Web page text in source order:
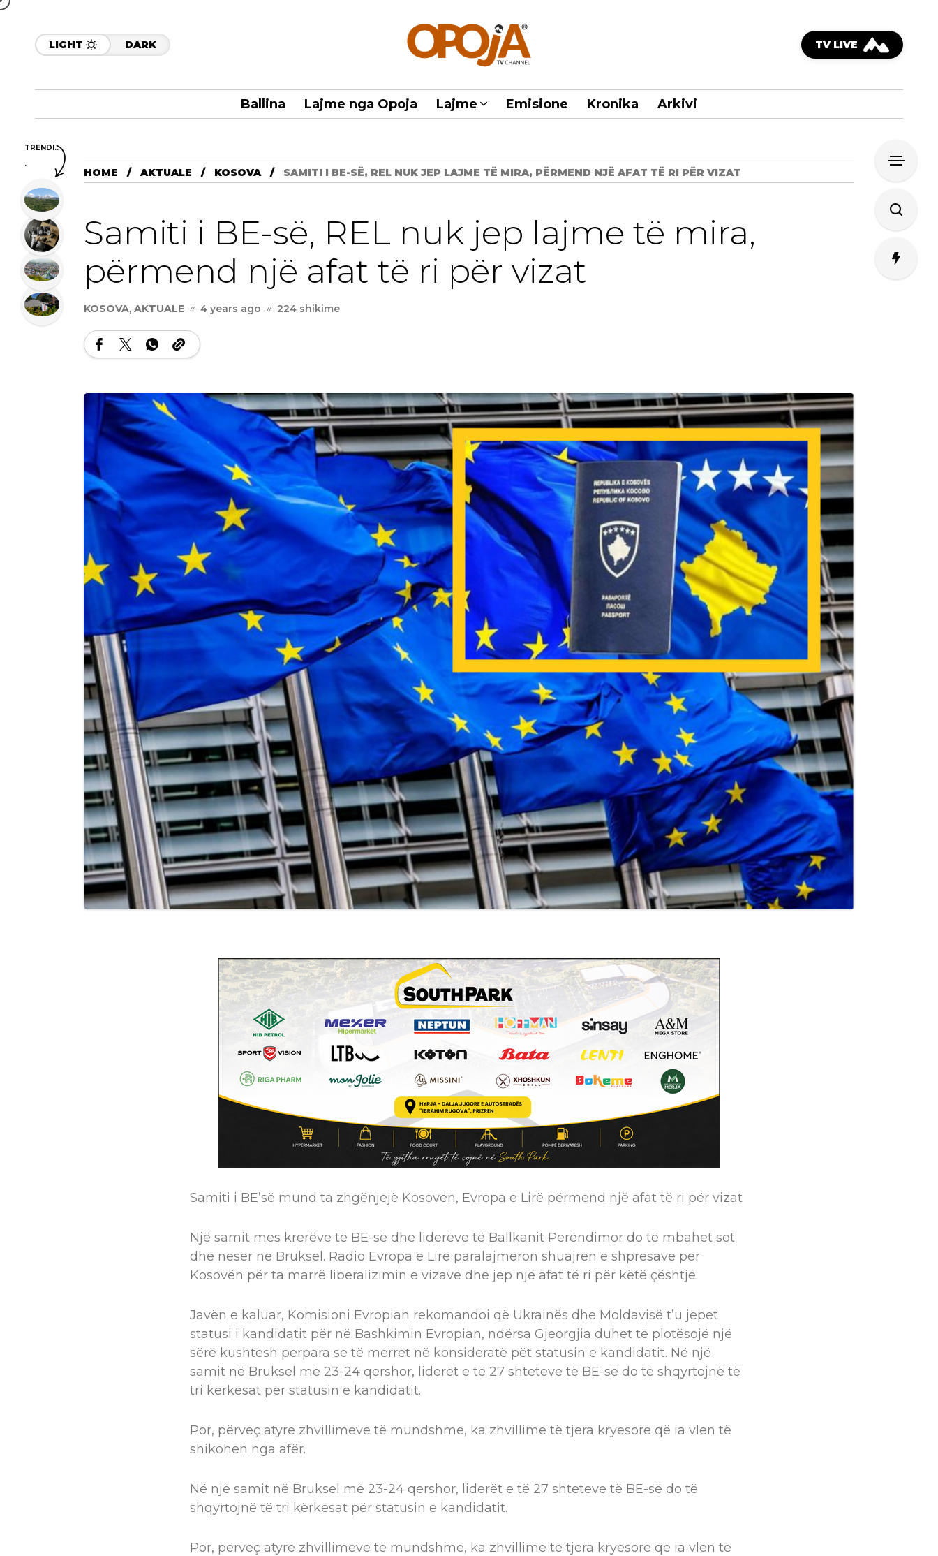
LIGHT DARK TV LIVE
Ballina Lajme nga Opoja Lajme Emisione Kronika Arkivi
HOME AKTUALE KOSOVA SAMITI I BE-SË, REL NUK JEP LAJME TË MIRA, PËRMEND NJË AFAT TË RI PËR VIZAT
Samiti i BE-së, REL nuk jep lajme të mira,
përmend një afat të ri për vizat
KOSOVA, AKTUALE 4 years ago 224 shikime
Samiti i BE’së mund ta zhgënjejë Kosovën, Evropa e Lirë përmend një afat të ri për vizat
Një samit mes krerëve të BE-së dhe liderëve të Ballkanit Perëndimor do të mbahet sot
dhe nesër në Bruksel. Radio Evropa e Lirë paralajmëron shuajren e shpresave për
Kosovën për ta marrë liberalizimin e vizave dhe jep një afat të ri për këtë çështje.
Javën e kaluar, Komisioni Evropian rekomandoi që Ukrainës dhe Moldavisë t’u jepet
statusi i kandidatit për në Bashkimin Evropian, ndërsa Gjeorgjia duhet të plotësojë një
sërë kushtesh përpara se të merret në konsideratë pët statusin e kandidatit. Në një
samit në Bruksel më 23-24 qershor, liderët e të 27 shteteve të BE-së do të shqyrtojnë të
tri kërkesat për statusin e kandidatit.
Por, përveç atyre zhvillimeve të mundshme, ka zhvillime të tjera kryesore që ia vlen të
shikohen nga afër.
Në një samit në Bruksel më 23-24 qershor, liderët e të 27 shteteve të BE-së do të
shqyrtojnë të tri kërkesat për statusin e kandidatit.
Por, përveç atyre zhvillimeve të mundshme, ka zhvillime të tjera kryesore që ia vlen të
TRENDI..
.